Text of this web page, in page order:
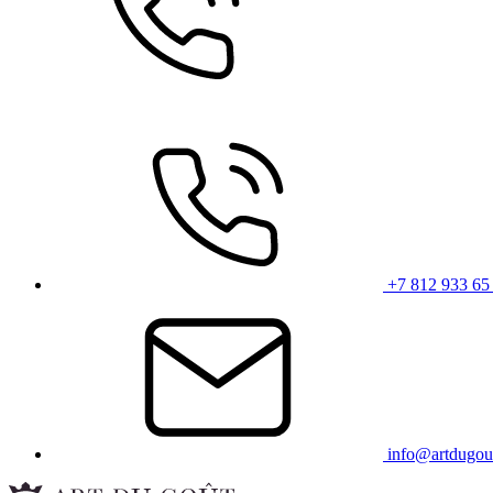
+7 812 933 65